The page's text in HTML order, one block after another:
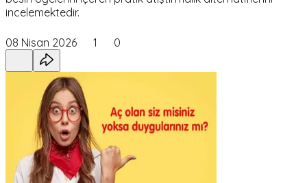
incelemektedir.
08 Nisan 2026 1 0